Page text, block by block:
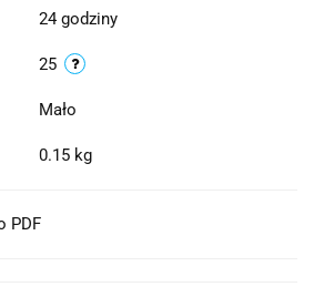
24 godziny
25
Mało
0.15 kg
PDF